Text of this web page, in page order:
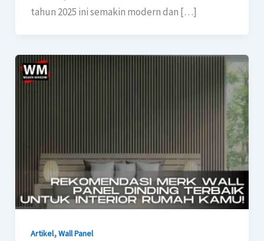
tahun 2025 ini semakin modern dan […]
Artikel,Wall Panel